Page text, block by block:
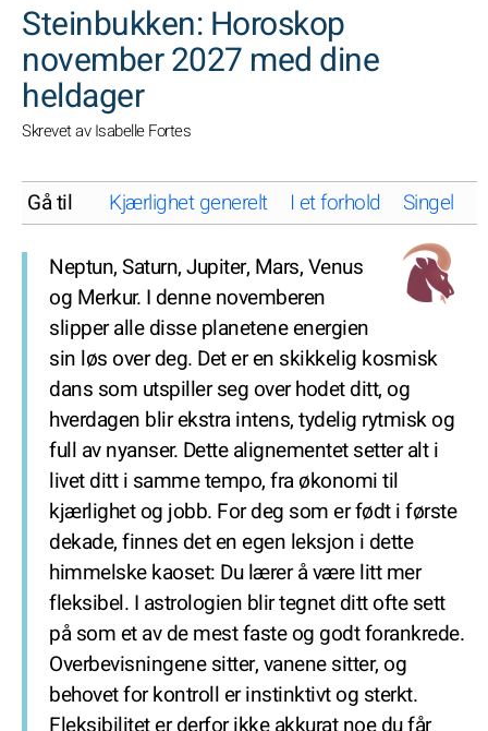
Steinbukken: Horoskop
november 2027 med dine
heldager
Skrevet av Isabelle Fortes
Gå til Kjærlighet generelt I et forhold Singel
Neptun, Saturn, Jupiter, Mars, Venus
og Merkur. I denne novemberen
slipper alle disse planetene energien
sin løs over deg. Det er en skikkelig kosmisk
dans som utspiller seg over hodet ditt, og
hverdagen blir ekstra intens, tydelig rytmisk og
full av nyanser. Dette alignementet setter alt i
livet ditt i samme tempo, fra økonomi til
kjærlighet og jobb. For deg som er født i første
dekade, finnes det en egen leksjon i dette
himmelske kaoset: Du lærer å være litt mer
fleksibel. I astrologien blir tegnet ditt ofte sett
på som et av de mest faste og godt forankrede.
Overbevisningene sitter, vanene sitter, og
behovet for kontroll er instinktivt og sterkt.